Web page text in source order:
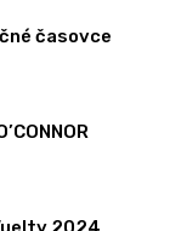
časovce